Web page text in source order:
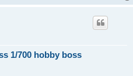
1/700 hobby boss